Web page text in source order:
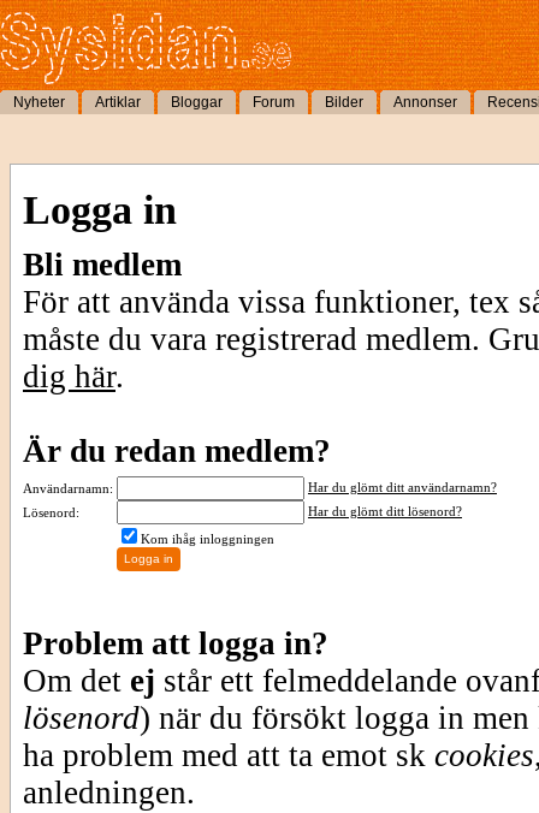
Nyheter Artiklar Bloggar Forum Bilder Annonser
Logga in
Bli medlem
För att använda vissa funktioner, tex
måste du vara registrerad medlem.
dig här.
Är du redan medlem?
Användarnamn:
Har du glömt ditt användarnamn?
Lösenord:
Har du glömt ditt lösenord?
Kom ihåg inloggningen
Problem att logga in?
Om det ej står ett felmeddelande
lösenord) när du försökt logga in
ha problem med att ta emot sk cookies
anledningen.